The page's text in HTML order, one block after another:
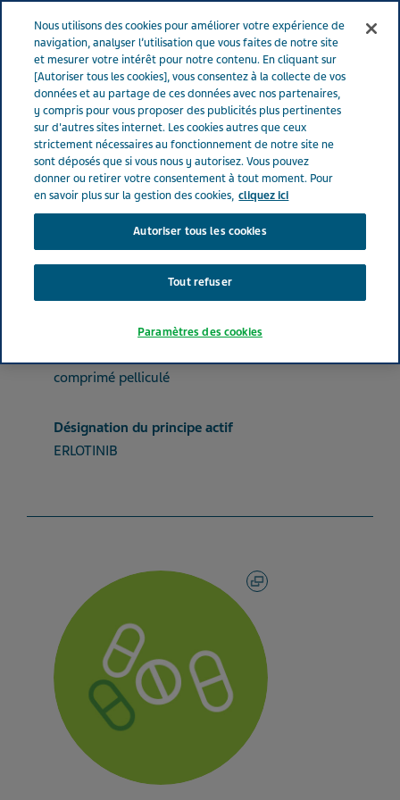
Menu
France Nos Produits
ERLOTINIB TEVA FRANCE® 100 mg (bte
de 30)
ERLOTINIB TEVA FRANCE®
100 mg (bte de 30)
ERLOTINIB
comprimé pelliculé
Désignation du principe actif
ERLOTINIB
Nous utilisons des cookies pour améliorer votre expérience de
navigation, analyser l’utilisation que vous faites de notre site
et mesurer votre intérêt pour notre contenu. En cliquant sur
[Autoriser tous les cookies], vous consentez à la collecte de vos
données et au partage de ces données avec nos partenaires,
y compris pour vous proposer des publicités plus pertinentes
sur d'autres sites internet. Les cookies autres que ceux
strictement nécessaires au fonctionnement de notre site ne
sont déposés que si vous nous y autorisez. Vous pouvez
donner ou retirer votre consentement à tout moment. Pour
en savoir plus sur la gestion des cookies, cliquez ici
Autoriser tous les cookies
Tout refuser
Paramètres des cookies